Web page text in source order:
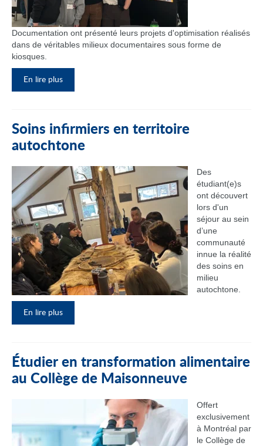
Documentation ont présenté leurs projets d'optimisation réalisés
dans de véritables milieux documentaires sous forme de
kiosques.
En lire plus
Soins infirmiers en territoire
autochtone
Des
étudiant(e)s
ont découvert
lors d'un
séjour au sein
d’une
communauté
innue la réalité
des soins en
milieu
autochtone.
En lire plus
Étudier en transformation alimentaire
au Collège de Maisonneuve
Offert
exclusivement
à Montréal par
le Collège de